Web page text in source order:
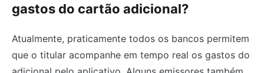
gastos do cartão adicional?
Atualmente, praticamente todos os bancos permitem
que o titular acompanhe em tempo real os gastos do